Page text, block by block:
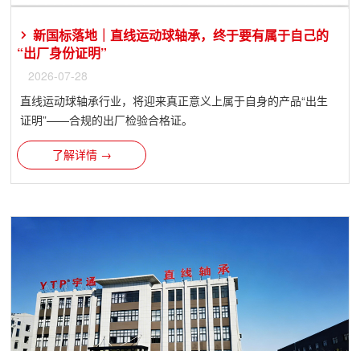
新国标落地｜直线运动球轴承，终于要有属于自己的
“出厂身份证明”
2026-07-28
直线运动球轴承行业，将迎来真正意义上属于自身的产品“出生
证明”——合规的出厂检验合格证。
了解详情 →